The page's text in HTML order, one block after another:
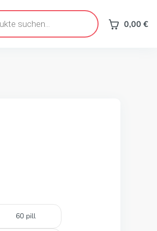
0,00 €
60 pill